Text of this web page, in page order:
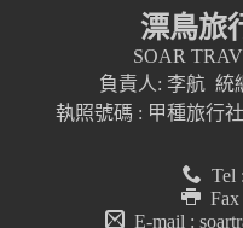
漂鳥旅
SOAR
負責人: 李航 統
執照號碼 : 甲種旅行
Tel
Fax
E-mail :